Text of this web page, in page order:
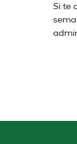
Si te